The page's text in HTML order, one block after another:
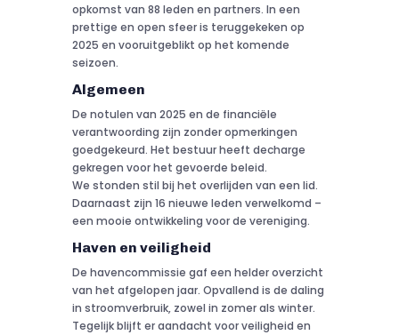
opkomst van 88 leden en partners. In een
prettige en open sfeer is teruggekeken op
2025 en vooruitgeblikt op het komende
seizoen.
Algemeen
De notulen van 2025 en de financiële
verantwoording zijn zonder opmerkingen
goedgekeurd. Het bestuur heeft decharge
gekregen voor het gevoerde beleid.
We stonden stil bij het overlijden van een lid.
Daarnaast zijn 16 nieuwe leden verwelkomd –
een mooie ontwikkeling voor de vereniging.
Haven en veiligheid
De havencommissie gaf een helder overzicht
van het afgelopen jaar. Opvallend is de daling
in stroomverbruik, zowel in zomer als winter.
Tegelijk blijft er aandacht voor veiligheid en